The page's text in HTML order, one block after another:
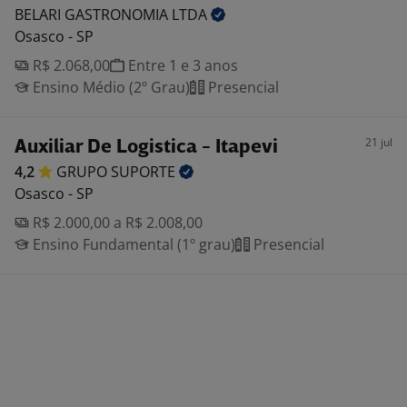
BELARI GASTRONOMIA LTDA
Osasco - SP
R$ 2.068,00
Entre 1 e 3 anos
Ensino Médio (2º Grau)
Presencial
Auxiliar De Logistica - Itapevi 21 jul
4,2 GRUPO SUPORTE
Osasco - SP
R$ 2.000,00 a R$ 2.008,00
Ensino Fundamental (1º grau)
Presencial